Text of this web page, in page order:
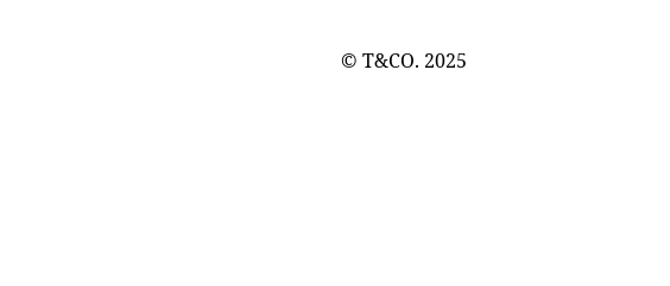
© T&CO. 2025